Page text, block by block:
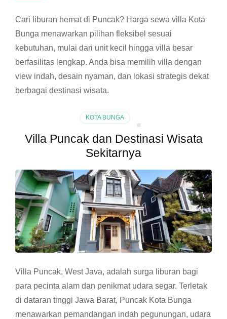
Cari liburan hemat di Puncak? Harga sewa villa Kota
Bunga menawarkan pilihan fleksibel sesuai
kebutuhan, mulai dari unit kecil hingga villa besar
berfasilitas lengkap. Anda bisa memilih villa dengan
view indah, desain nyaman, dan lokasi strategis dekat
berbagai destinasi wisata.
KOTA BUNGA
Villa Puncak dan Destinasi Wisata
Sekitarnya
Villa Puncak, West Java, adalah surga liburan bagi
para pecinta alam dan penikmat udara segar. Terletak
di dataran tinggi Jawa Barat, Puncak Kota Bunga
menawarkan pemandangan indah pegunungan, udara